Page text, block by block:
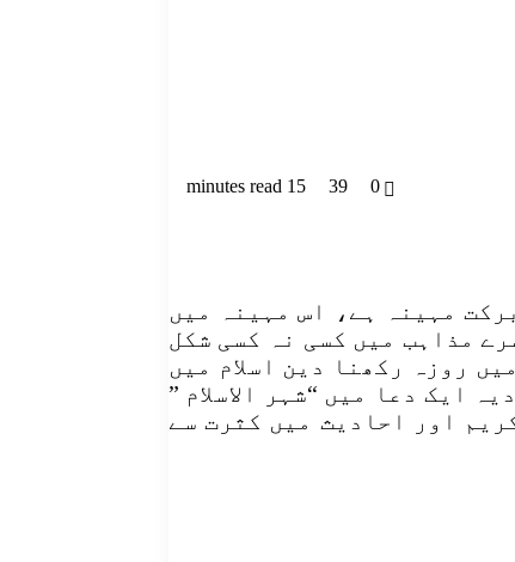
0
39
15 minutes read
مہینہ ہے، اس مہینہ میں
مذاہب میں کسی نہ کسی شکل
روزہ رکھنا دین اسلام میں
ایک دعا میں “شہر الاسلام ”
اور احادیث میں کثرت سے